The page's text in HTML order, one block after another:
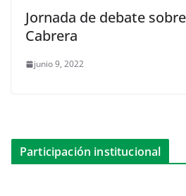
Jornada de debate
Cabrera
junio 9, 2022
Participación institucional